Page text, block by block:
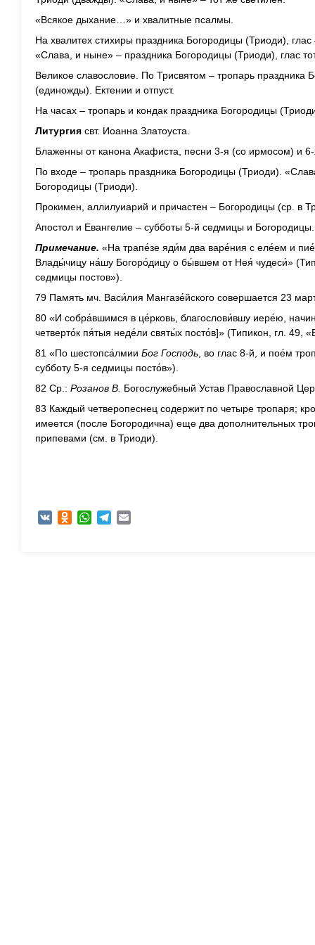
«Всякое дыхание…» и хвалитные псалмы.
На хвалитех стихиры праздника Богородицы (Триоди),
«Слава, и ныне» – праздника Богородицы (Триоди), глас
Великое славословие. По Трисвятом – тропарь праздника
(единожды). Ектении и отпуст.
На часах – тропарь и кондак праздника Богородицы
Литургия свт. Иоанна Златоуста.
Блаженны от канона Акафиста, песни 3-я (со ирмосом) и
По входе – тропарь праздника Богородицы (Триоди).
Богородицы (Триоди).
Прокимен, аллилуиарий и причастен – Богородицы (ср. в
Апостол и Евангелие – субботы 5-й седмицы и Богородицы.
Примечание. «На трапе́зе яди́м два варе́ния с еле́ем и
Влады́чицу на́шу Богоро́дицу о бы́вшем от Нея́ чудеси́»
седмицы постов»).
79 Память мч. Васи́лия Мангазе́йского совершается 23
80 «И собра́вшимся в це́рковь, благослови́вшу иере́ю,
четверто́к пя́тыя неде́ли святы́х посто́в]» (Типикон, гл. 49,
81 «По шестопса́лмии Бог Господь , во глас 8-й, и пое́м
субботу 5-я седмицы посто́в»).
82 Ср.: Розанов В. Богослужебный Устав Православной
83 Каждый четверопеснец содержит по четыре тропаря;
имеется (после Богородична) еще два дополнительных
припевами (см. в Триоди).
VK Odnoklassniki
WhatsAppTelegram